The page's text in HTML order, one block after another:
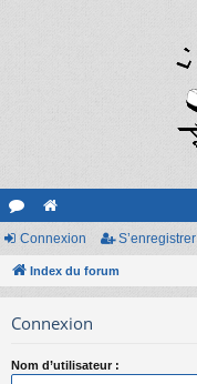
or
u
e
sit
Connexion S’enregistrer
Index du forum
Connexion
Nom d’utilisateur :